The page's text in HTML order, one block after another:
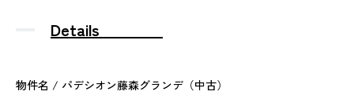
Details
物件名 / パデシオン藤森グランデ（中古）